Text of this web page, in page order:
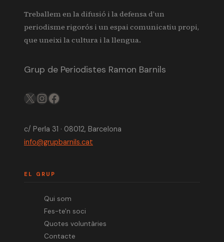
Treballem en la difusió i la defensa d’un
periodisme rigorós i un espai comunicatiu propi,
que uneixi la cultura i la llengua.
Grup de Periodistes Ramon Barnils
X IGFB
c/ Perla 31 · 08012, Barcelona
info@grupbarnils.cat
EL GRUP
Qui som
Fes-te'n soci
Quotes voluntàries
Contacte